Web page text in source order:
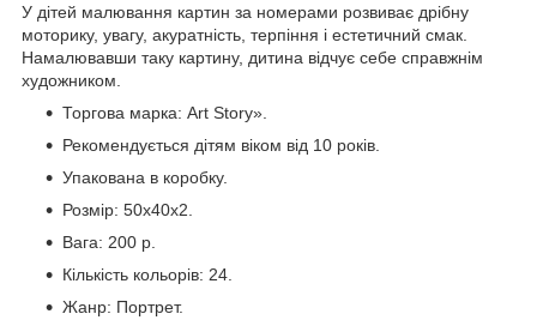
У дітей малювання картин за номерами розвиває дрібну
моторику, увагу, акуратність, терпіння і естетичний смак.
Намалювавши таку картину, дитина відчує себе справжнім
художником.
Торгова марка: Art Story».
Рекомендується дітям віком від 10 років.
Упакована в коробку.
Розмір: 50х40х2.
Вага: 200 р.
Кількість кольорів: 24.
Жанр: Портрет.